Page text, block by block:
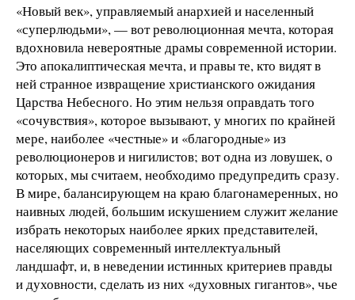
«Новый век», управляемый анархией и населенный
«суперлюдьми», — вот революционная мечта, которая
вдохновила невероятные драмы современной истории.
Это апокалиптическая мечта, и правы те, кто видят в
ней странное извращение христианского ожидания
Царства Небесного. Но этим нельзя оправдать того
«сочувствия», которое вызывают, у многих по крайней
мере, наиболее «честные» и «благородные» из
революционеров и нигилистов; вот одна из ловушек, о
которых, мы считаем, необходимо предупредить сразу.
В мире, балансирующем на краю благонамеренных, но
наивных людей, большим искушением служит желание
избрать некоторых наиболее ярких представителей,
населяющих современный интеллектуальный
ландшафт, и, в неведении истинных критериев правды
и духовности, сделать из них «духовных гигантов», чье